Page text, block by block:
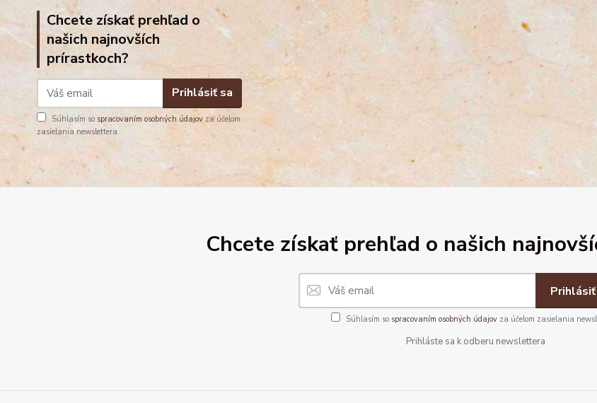
Chcete získať prehľad o
našich najnovších
prírastkoch?
Prihlásiť sa
Súhlasím so spracovaním osobných údajov za účelom
zasielania newslettera.
Chcete získať prehľad o našich
Súhlasím so spracovaním osobných údajov za účelom zasielania
Prihláste sa k odberu newslettera